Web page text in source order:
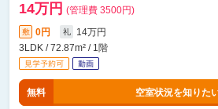
14万円 (管理費 3500円)
敷 0円 礼
14万円
3LDK / 72.87m² / 1階
無料 空室状況を知りた